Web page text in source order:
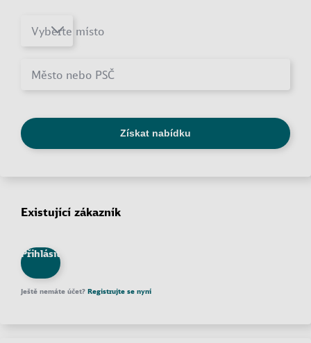
Existující zákazník
Přihlásit
Ještě nemáte účet? Registrujte se nyní